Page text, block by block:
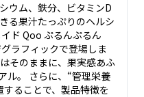
ウム、鉄分、ビタミンD
る果汁たっぷりのヘルシ
ド Qoo ぷるんぷるん
ラフィックで登場しま
そのままに、果実感あふ
ル。 さらに、“管理栄養
ることで、製品特徴を